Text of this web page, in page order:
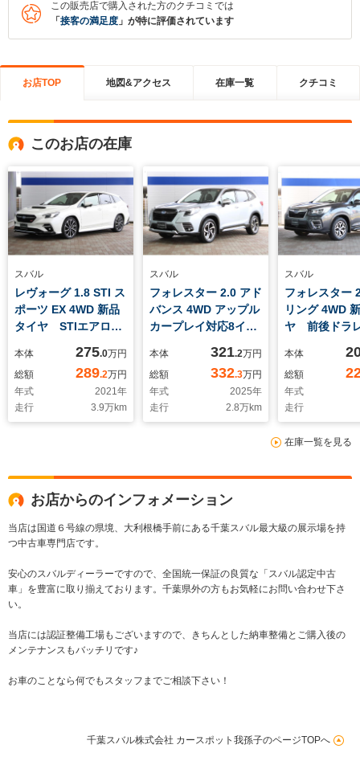
この販売店で購入された方のクチコミでは
「 接客の満足度 」が特に評価されています
お店TOP 地図&アクセス 在庫一覧 クチコミ
このお店の在庫
スバル
レヴォーグ 1.8 STI ス
ポーツ EX 4WD 新品
タイヤ STIエアロ
本体 275.0万円
総額
289.2万円
年式
2021年
走行
3.9万km
スバル
フォレスター 2.0 アド
バンス 4WD アップル
カープレイ対応8イン
本体 321.2万円
総額
332.3万円
年式
2025年
走行
2.8万km
スバル
フォレスター
リング 4WD
ヤ 前後ドラ
本体
総額
年式
走行
在庫一覧を見る
お店からのインフォメーション
当店は国道６号線の県境、大利根橋手前にある千葉スバル最大級の展示場を持
つ中古車専門店です。
安心のスバルディーラーですので、全国統一保証の良質な「スバル認定中古
車」を豊富に取り揃えております。千葉県外の方もお気軽にお問い合わせ下さ
い。
当店には認証整備工場もございますので、きちんとした納車整備とご購入後の
メンテナンスもバッチリです♪
お車のことなら何でもスタッフまでご相談下さい！
千葉スバル株式会社 カースポット我孫子のページTOPへ